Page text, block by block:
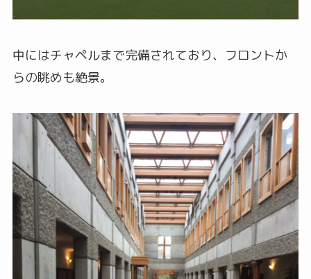
中にはチャペルまで完備されており、フロントか
らの眺めも絶景。